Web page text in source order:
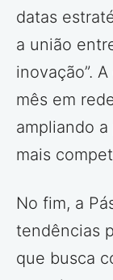
datas
a união
inovação”.
mês em
ampliando
mais
No fim, a
tendências
que busca